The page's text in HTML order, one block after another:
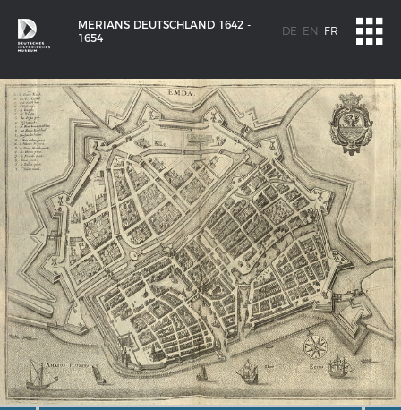
MERIANS DEUTSCHLAND 1642 -
1654
DE EN FR
SCHIFFSTYPEN
Entwicklungen im europäischen Schiffbau